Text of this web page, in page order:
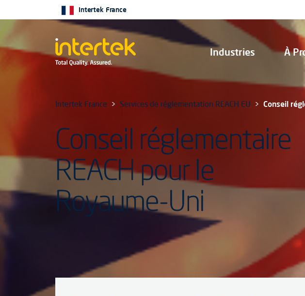
Industries À
Intertek France
Intertek France Services de réglementation REACH EU Conseil
Conseil réglementaire
REACH pour le
Royaume-Uni